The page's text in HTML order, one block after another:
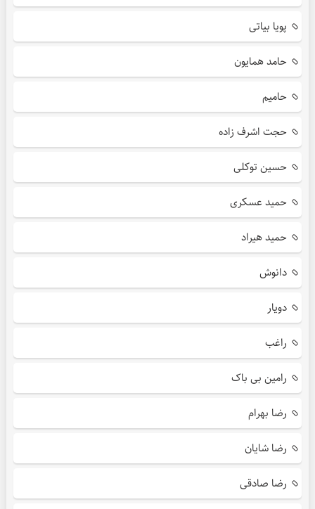
پویا بیاتی
حامد همایون
حامیم
حجت اشرف زاده
حسین توکلی
حمید عسکری
حمید هیراد
دانوش
دویار
راغب
رامین بی باک
رضا بهرام
رضا شایان
رضا صادقی